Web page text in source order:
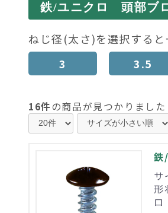
鉄/ユニクロ 頭部ブ
ねじ径(太さ)を選択すると
3
3.5
16件 の商品が見つかりました
鉄
サ
形
ロ